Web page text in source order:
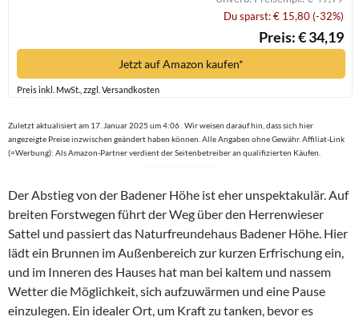
Du sparst: € 15,80 (-32%)
Preis: € 34,19
Jetzt auf Amazon kaufen*
Preis inkl. MwSt., zzgl. Versandkosten
Zuletzt aktualisiert am 17. Januar 2025 um 4:06 . Wir weisen darauf hin, dass sich hier
angezeigte Preise inzwischen geändert haben können. Alle Angaben ohne Gewähr. Affiliat-Link
(=Werbung): Als Amazon-Partner verdient der Seitenbetreiber an qualifizierten Käufen.
Der Abstieg von der Badener Höhe ist eher unspektakulär. Auf
breiten Forstwegen führt der Weg über den Herrenwieser
Sattel und passiert das Naturfreundehaus Badener Höhe. Hier
lädt ein Brunnen im Außenbereich zur kurzen Erfrischung ein,
und im Inneren des Hauses hat man bei kaltem und nassem
Wetter die Möglichkeit, sich aufzuwärmen und eine Pause
einzulegen. Ein idealer Ort, um Kraft zu tanken, bevor es